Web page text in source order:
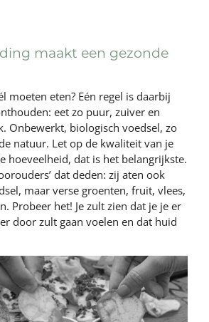
maakt een gezonde
moeten eten? Eén regel is daarbij
eet zo puur, zuiver en
Onbewerkt, biologisch voedsel, zo
natuur. Let op de kwaliteit van je
hoeveelheid, dat is het belangrijkste.
dat deden: zij aten ook
maar verse groenten, fruit, vlees,
Probeer het! Je zult zien dat je je er
door zult gaan voelen en dat huid